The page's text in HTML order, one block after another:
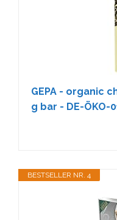
GEPA - organic
g bar - DE-ÖKO-
BESTSELLER NR. 4